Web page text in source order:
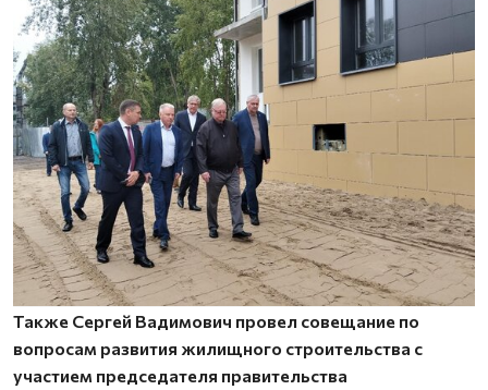
Также Сергей Вадимович провел совещание по
вопросам развития жилищного строительства с
участием председателя правительства